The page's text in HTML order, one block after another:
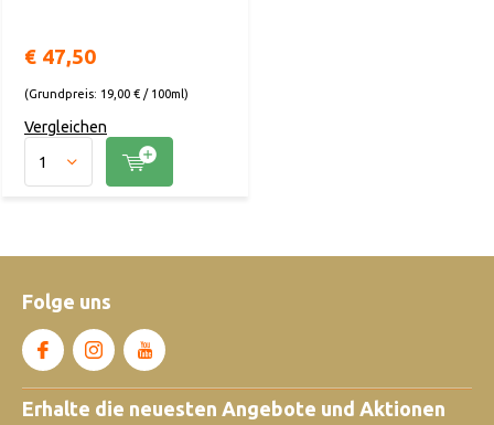
€ 47,50
(Grundpreis: 19,00 € / 100ml)
Vergleichen
Folge uns
Erhalte die neuesten Angebote und Aktionen